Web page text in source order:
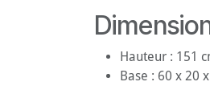
Hauteur : 151
Base : 60 x 20